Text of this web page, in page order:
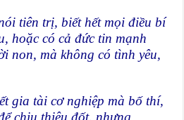
tiên trị, biết hết mọi điều bí
hoặc có cả đức tin mạnh
non, mà không có tình yêu,
gia tài cơ nghiệp mà bố thí,
chịu thiêu đốt, nhưng